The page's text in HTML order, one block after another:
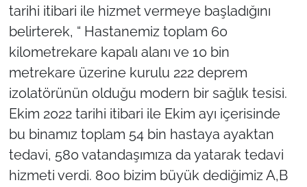
tarihi itibari ile hizmet vermeye başladığını
belirterek, “ Hastanemiz toplam 60
kilometrekare kapalı alanı ve 10 bin
metrekare üzerine kurulu 222 deprem
izolatörünün olduğu modern bir sağlık tesisi.
Ekim 2022 tarihi itibari ile Ekim ayı içerisinde
bu binamız toplam 54 bin hastaya ayaktan
tedavi, 580 vatandaşımıza da yatarak tedavi
hizmeti verdi. 800 bizim büyük dediğimiz A,B